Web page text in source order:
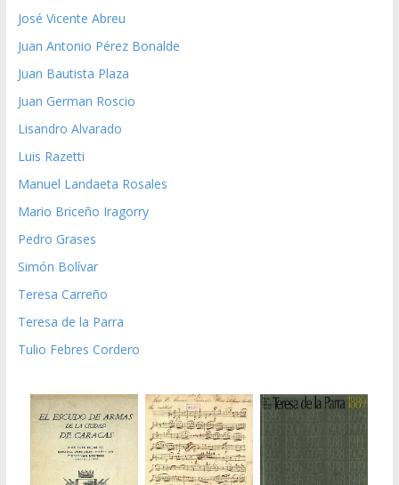
José Vicente Abreu
Juan Antonio Pérez Bonalde
Juan Bautista Plaza
Juan German Roscio
Lisandro Alvarado
Luis Razetti
Manuel Landaeta Rosales
Mario Briceño Iragorry
Pedro Grases
Simón Bolívar
Teresa Carreño
Teresa de la Parra
Tulio Febres Cordero